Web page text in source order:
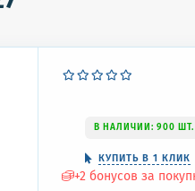
В НАЛИЧИИ: 900 ШТ.
КУПИТЬ В 1 КЛИК
+2 бонусов за